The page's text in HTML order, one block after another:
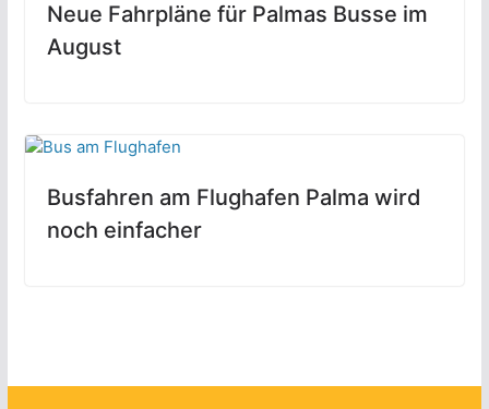
Neue Fahrpläne für Palmas Busse im
August
Busfahren am Flughafen Palma wird
noch einfacher